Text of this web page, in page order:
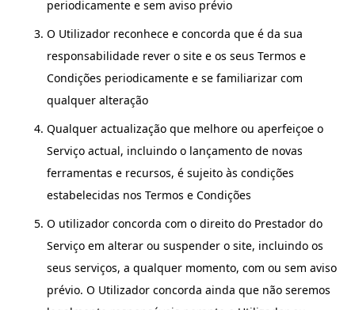
periodicamente e sem aviso prévio
O Utilizador reconhece e concorda que é da sua
responsabilidade rever o site e os seus Termos e
Condições periodicamente e se familiarizar com
qualquer alteração
Qualquer actualização que melhore ou aperfeiçoe o
Serviço actual, incluindo o lançamento de novas
ferramentas e recursos, é sujeito às condições
estabelecidas nos Termos e Condições
O utilizador concorda com o direito do Prestador do
Serviço em alterar ou suspender o site, incluindo os
seus serviços, a qualquer momento, com ou sem aviso
prévio. O Utilizador concorda ainda que não seremos